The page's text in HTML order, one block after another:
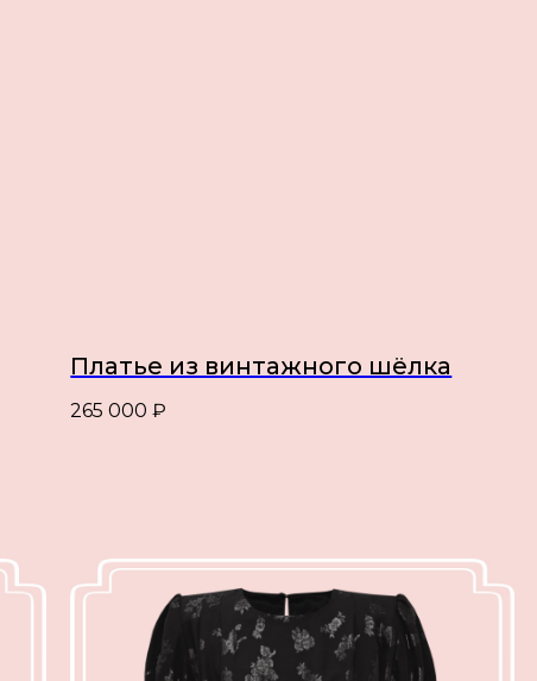
Платье из винтажного шёлка
265 000 ₽